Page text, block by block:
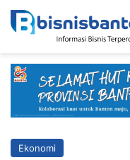
Ekonomi